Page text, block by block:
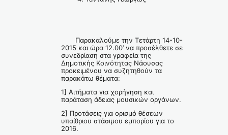
Παρακαλούμε την Τετάρτη 14-10-
2015 και ώρα 12.00’ να προσέλθετε σε
συνεδρίαση στα γραφεία της
Δημοτικής Κοινότητας Νάουσας
προκειμένου να συζητηθούν τα
παρακάτω θέματα:
1] Αιτήματα για χορήγηση και
παράταση άδειας μουσικών οργάνων.
2] Προτάσεις για ορισμό θέσεων
υπαίθριου στάσιμου εμπορίου για το
2016.